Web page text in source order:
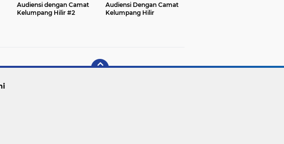
Audiensi dengan Camat
Kelumpang Hilir #2
Audiensi Dengan Camat
Kelumpang Hilir